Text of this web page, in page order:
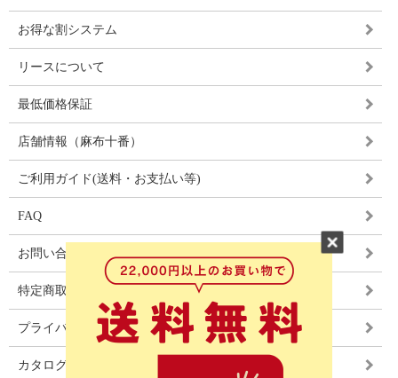
お得な割システム
リースについて
最低価格保証
店舗情報（麻布十番）
ご利用ガイド(送料・お支払い等)
FAQ
お問い合わせ
特定商取引法に基づく表記
プライバシーポリシー
カタログ